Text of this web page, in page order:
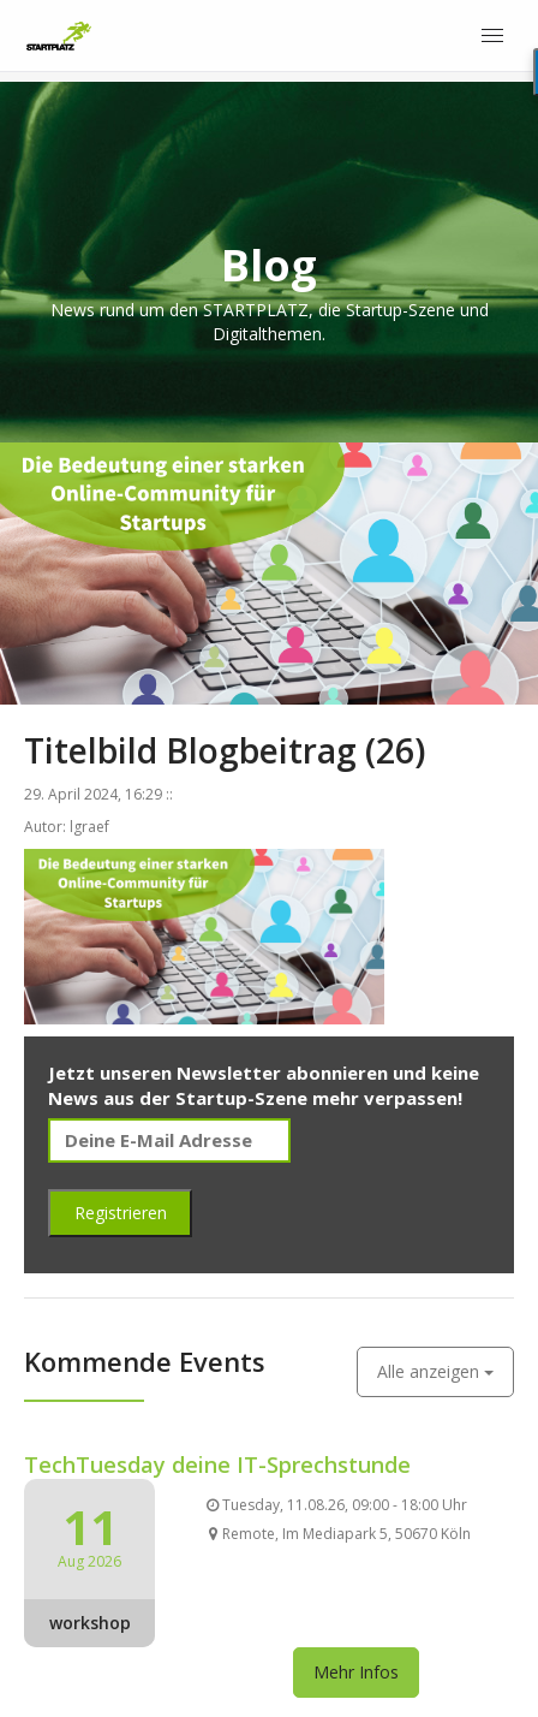
Blog
News rund um den STARTPLATZ, die Startup-Szene und
Digitalthemen.
Titelbild Blogbeitrag (26)
29. April 2024, 16:29 ::
Autor: lgraef
Jetzt unseren Newsletter abonnieren und keine
News aus der Startup-Szene mehr verpassen!
Kommende Events Alle anzeigen
TechTuesday deine IT-Sprechstunde
11
Aug 2026
workshop
Tuesday, 11.08.26, 09:00 - 18:00 Uhr
Remote, Im Mediapark 5, 50670 Köln
Mehr Infos